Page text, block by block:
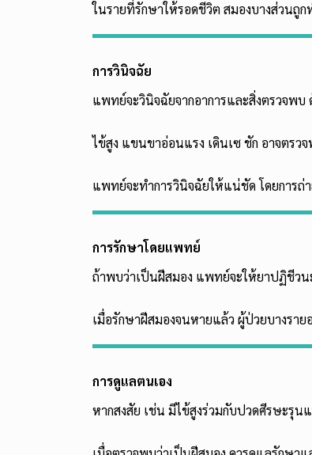
ในรายที่รักษาให้รอดชีวิต สมองบางส่วนถู
การวินิจฉัย
แพทย์จะวินิจฉัยจากอาการและสิ่งตรวจพบ
ไข้สูง แขนขาอ่อนแรง เดินเซ ชัก อาจตรว
แพทย์จะทำการวินิจฉัยให้แน่ชัด โดยการถ่
การรักษาโดยแพทย์
ถ้าพบว่าเป็นฝีสมอง แพทย์จะให้ยาปฏิชีวน
เมื่อรักษาฝีสมองจนหายแล้ว ผู้ป่วยบางรา
การดูแลตนเอง
หากสงสัย เช่น มีไข้สูงร่วมกับปวดศีรษะรุ